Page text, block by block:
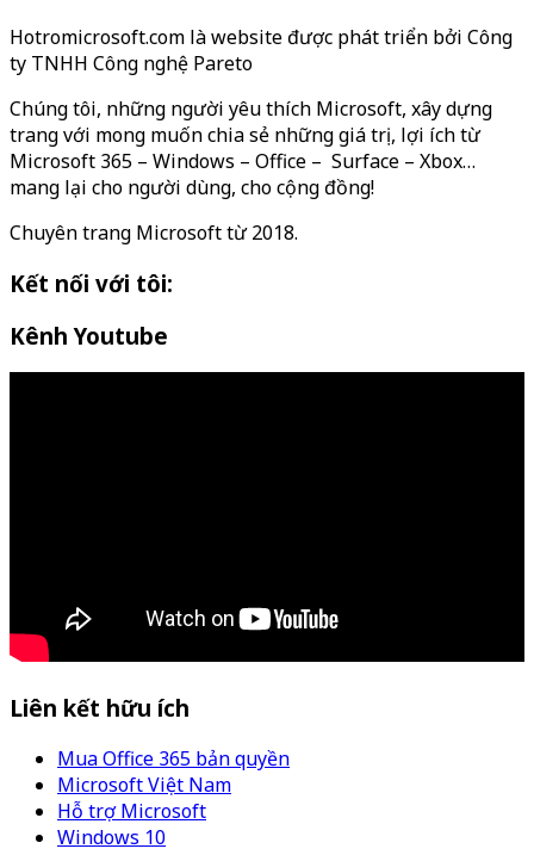
Hotromicrosoft.com là website được phát triển bởi Công
ty TNHH Công nghệ Pareto
Chúng tôi, những người yêu thích Microsoft, xây dựng
trang với mong muốn chia sẻ những giá trị, lợi ích từ
Microsoft 365 – Windows – Office – Surface – Xbox…
mang lại cho người dùng, cho cộng đồng!
Chuyên trang Microsoft từ 2018.
Kết nối với tôi:
Kênh Youtube
Liên kết hữu ích
Mua Office 365 bản quyền
Microsoft Việt Nam
Hỗ trợ Microsoft
Windows 10